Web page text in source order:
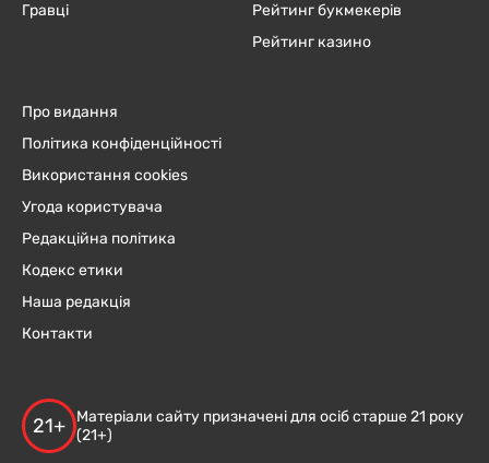
Гравці
Рейтинг букмекерів
Рейтинг казино
Про видання
Політика конфіденційності
Використання cookies
Угода користувача
Редакційна політика
Кодекс етики
Наша редакція
Контакти
21+
Матеріали сайту призначені для осіб старше 21 року
(21+)